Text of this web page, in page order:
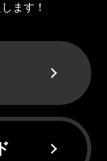
ます！